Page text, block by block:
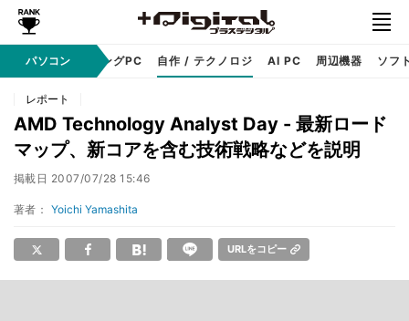
パソコン
PC本体 ゲーミングPC 自作 / テクノロジ AI PC 周辺機器 ソフ
レポート
AMD Technology Analyst Day - 最新ロード
マップ、新コアを含む技術戦略などを説明
掲載日 2007/07/28 15:46
著者： Yoichi Yamashita
URLをコピー